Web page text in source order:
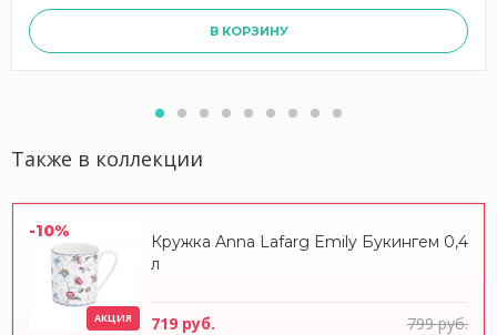
В КОРЗИНУ
Также в коллекции
-10%
АКЦИЯ
Кружка Anna Lafarg Emily Букингем 0,4
л
719 руб. 799 руб.